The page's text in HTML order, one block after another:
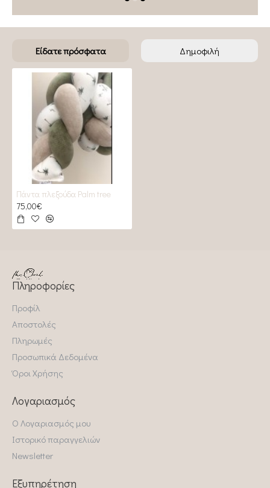
Είδατε πρόσφατα Δημοφιλή
Πάντα πλεξούδα Palm tree
75,00€
Πληροφορίες
Προφίλ
Αποστολές
Πληρωμές
Προσωπικά Δεδομένα
Όροι Χρήσης
Λογαριασμός
Ο Λογαριασμός μου
Ιστορικό παραγγελιών
Newsletter
Εξυπηρέτηση